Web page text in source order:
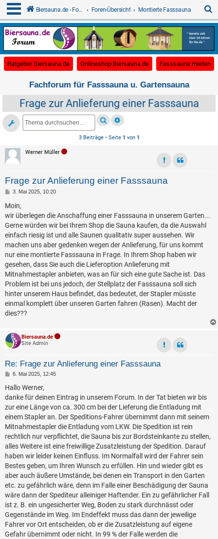
Biersauna.de - Forum für Gartensauna Foren-Übersicht Montierte Fasssauna
u
Ratgeber Biersauna.de(Opens a new tab)
Onlineshop Biersauna.de(Opens a new tab)
Fasssauna mieten
Fachforum für Fasssauna u. Gartensauna
Frage zur Anlieferung einer Fasssauna
3 Beiträge • Seite 1 von 1
Werner Müller
Frage zur Anlieferung einer Fasssauna
B
i
t
a
g
3. Mai 2025, 10:20
Moin,
wir überlegen die Anschaffung einer Fasssauna in unserem Garten...
Gerne würden wir bei Ihrem Shop die Sauna kaufen, da die Auswahl
einfach riesig ist und alle Saunen qualitativ super aussehen. Wir
machen uns aber gedenken wegen der Anlieferung, für uns kommt
nur eine montierte Fasssauna in Frage. In Ihrem Shop haben wir
gesehen, dass Sie auch die Lieferoption Anlieferung mit
Mitnahmestapler anbieten, was an für sich eine gute Sache ist. Das
Problem ist bei uns jedoch, der Stellplatz der Fasssauna soll sich
hinter unserem Haus befindet, das bedeutet, der Stapler müsste
einmal komplett über unseren Garten fahren (Rasen). Macht der
dies???
Biersauna.de
Site Admin
Re: Frage zur Anlieferung einer Fasssauna
B
i
r
a
g
6. Mai 2025, 12:45
Hallo Werner,
danke für deinen Eintrag in unserem Forum. In der Tat bieten wir bis
zur eine Länge von ca. 300 cm bei der Lieferung die Entladung mit
einem Stapler an. Der Speditions-Fahrer übernimmt dann mit seinem
Mitnahmestapler die Entladung vom LKW. Die Spedition ist rein
rechtlich nur verpflichtet, die Sauna bis zur Bordsteinkante zu stellen,
alles Weitere ist eine freiwillige Zusatzleistung der Spedition. Darauf
haben wir leider keinen Einfluss. Im Normalfall wird der Fahrer sein
Bestes geben, um Ihren Wunsch zu erfüllen. Hin und wieder gibt es
aber auch äußere Umstände, bei denen ein Transport in den Garten
etc. zu gefährlich wäre, denn im Falle einer Beschädigung der Sauna
wäre dann der Spediteur alleiniger Haftender. Ein zu gefährlicher Fall
ist z. B. ein ungesicherter Weg, Boden zu stark durchnässt oder
Gegenstände im Weg. Im Endeffekt muss das dann der jeweilige
Fahrer vor Ort entscheiden, ob er die Zusatzleistung auf eigene
Gefahr übernimmt oder nicht. In 99 % der Falle werden die